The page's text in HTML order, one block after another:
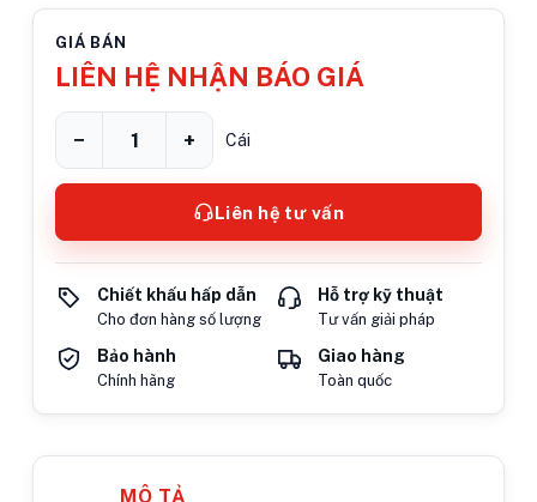
GIÁ BÁN
LIÊN HỆ NHẬN BÁO GIÁ
− + Cái
Liên hệ tư vấn
Chiết khấu hấp dẫn
Cho đơn hàng số lượng
Hỗ trợ kỹ thuật
Tư vấn giải pháp
Bảo hành
Chính hãng
Giao hàng
Toàn quốc
MÔ TẢ